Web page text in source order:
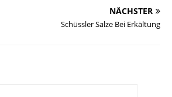
NÄCHSTER
Schüssler Salze Bei Erkältung